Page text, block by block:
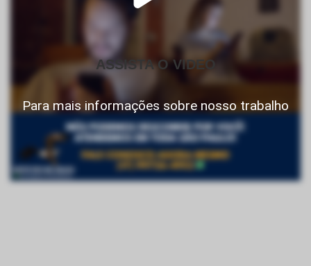
ASSISTA O VIDEO
Para mais informações sobre nosso trabalho